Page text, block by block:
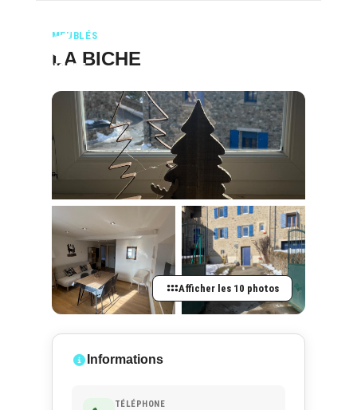
MEUBLÉS
LA BICHE
Afficher les 10 photos
Informations
TÉLÉPHONE